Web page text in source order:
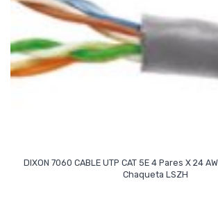
DIXON 7060 CABLE UTP CAT 5E 4 Pares X 24
Chaqueta LSZH
Read More